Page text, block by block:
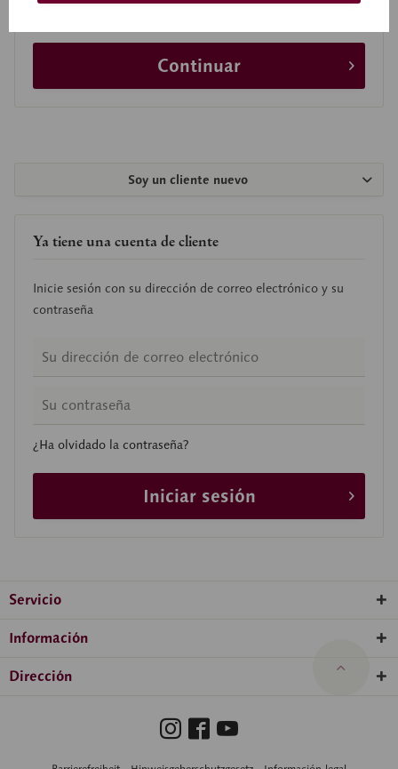
Continuar
Soy un cliente nuevo
Ya tiene una cuenta de cliente
Inicie sesión con su dirección de correo electrónico y su
contraseña
¿Ha olvidado la contraseña?
Iniciar sesión
Servicio
Información
Dirección